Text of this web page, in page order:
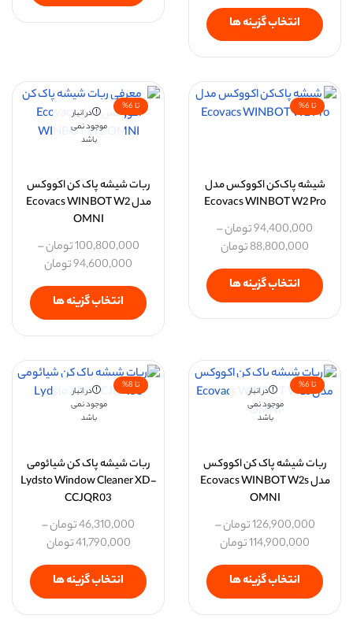
انتخاب گزینه ها
تا 6%
شیشه پاک‌کن اکووکس مدل
Ecovacs WINBOT W2 Pro
94,400,000تومان–
88,800,000تومان
انتخاب گزینه ها
تا 6%
در انبار
موجود نمی
باشد
ربات شیشه پاک کن اکووکس
مدل Ecovacs WINBOT W2
OMNI
100,800,000تومان–
94,600,000تومان
انتخاب گزینه ها
تا 6%
در انبار
موجود نمی
باشد
ربات شیشه پاک کن اکووکس
مدل Ecovacs WINBOT W2s
OMNI
126,900,000تومان–
114,900,000تومان
انتخاب گزینه ها
تا 8%
در انبار
موجود نمی
باشد
ربات شیشه پاک کن شیائومی
Lydsto Window Cleaner XD-
CCJQR03
46,310,000تومان–
41,790,000تومان
انتخاب گزینه ها